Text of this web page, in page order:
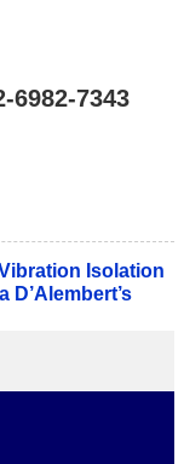
6982-7343
Isolation